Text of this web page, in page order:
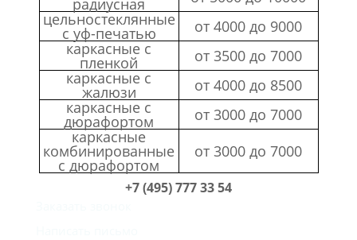
радиусная
цельностеклянные
с уф-печатью
от 4000 до 9000
каркасные с
пленкой
от 3500 до 7000
каркасные с
жалюзи
от 4000 до 8500
каркасные с
дюрафортом
от 3000 до 7000
каркасные
комбинированные
с дюрафортом
от 3000 до 7000
+7 (495) 777 33 54